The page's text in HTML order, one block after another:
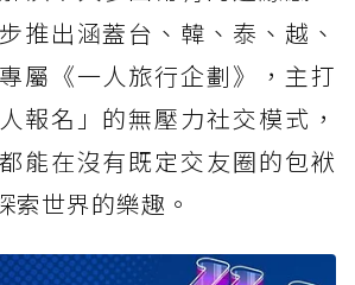
推出涵蓋台、韓、泰、越、
屬《一人旅行企劃》，主打
報名」的無壓力社交模式，
能在沒有既定交友圈的包袱
索世界的樂趣。